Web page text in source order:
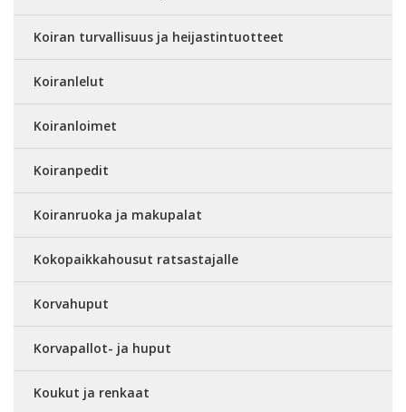
Koiran turvallisuus ja heijastintuotteet
Koiranlelut
Koiranloimet
Koiranpedit
Koiranruoka ja makupalat
Kokopaikkahousut ratsastajalle
Korvahuput
Korvapallot- ja huput
Koukut ja renkaat